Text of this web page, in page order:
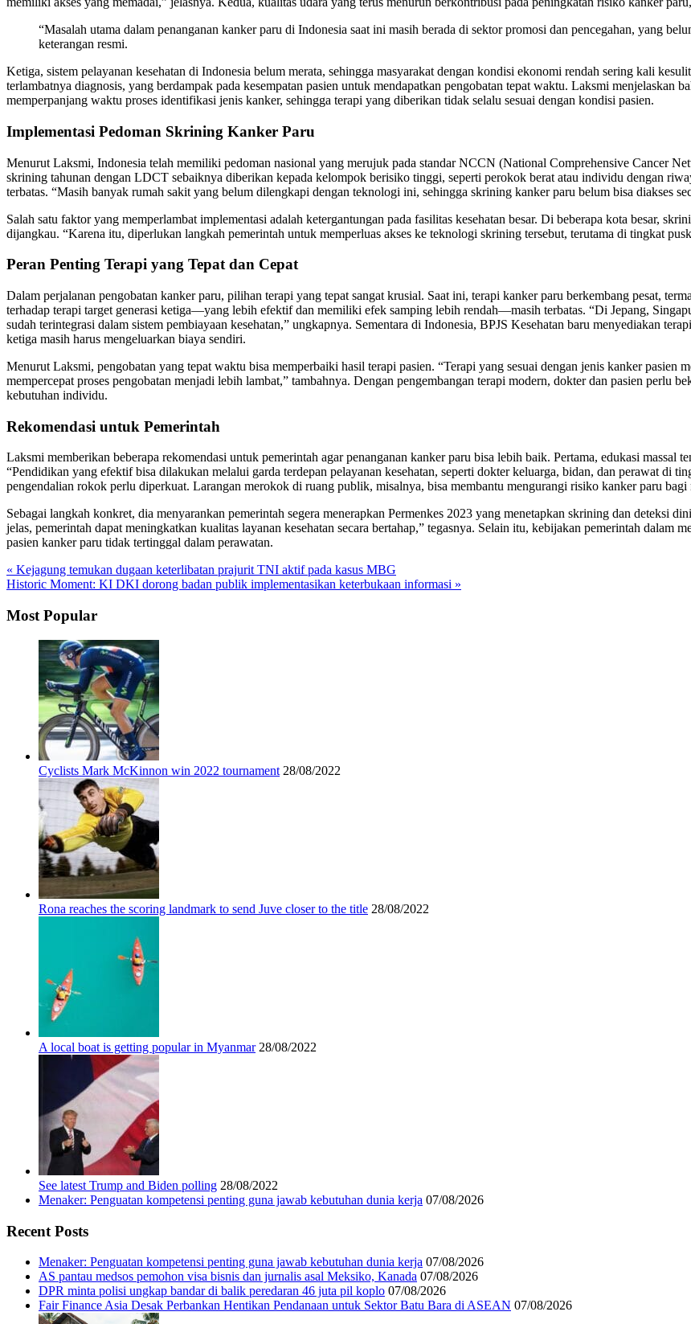
“Masalah utama dalam penanganan kanker paru di Indonesia saat ini masih berada di sektor promosi dan pencegahan, yang
keterangan resmi.
Ketiga, sistem pelayanan kesehatan di Indonesia belum merata, sehingga masyarakat dengan kondisi ekonomi rendah sering kali
terlambatnya diagnosis, yang berdampak pada kesempatan pasien untuk mendapatkan pengobatan tepat waktu. Laksmi
memperpanjang waktu proses identifikasi jenis kanker, sehingga terapi yang diberikan tidak selalu sesuai dengan kondisi pasien.
Implementasi Pedoman Skrining Kanker Paru
Menurut Laksmi, Indonesia telah memiliki pedoman nasional yang merujuk pada standar NCCN (National Comprehensive Cancer
skrining tahunan dengan LDCT sebaiknya diberikan kepada kelompok berisiko tinggi, seperti perokok berat atau individu dengan
terbatas. “Masih banyak rumah sakit yang belum dilengkapi dengan teknologi ini, sehingga skrining kanker paru belum bisa diakses
Salah satu faktor yang memperlambat implementasi adalah ketergantungan pada fasilitas kesehatan besar. Di beberapa kota besar,
dijangkau. “Karena itu, diperlukan langkah pemerintah untuk memperluas akses ke teknologi skrining tersebut, terutama di tingkat
Peran Penting Terapi yang Tepat dan Cepat
Dalam perjalanan pengobatan kanker paru, pilihan terapi yang tepat sangat krusial. Saat ini, terapi kanker paru berkembang pesat,
terhadap terapi target generasi ketiga—yang lebih efektif dan memiliki efek samping lebih rendah—masih terbatas. “Di Jepang,
sudah terintegrasi dalam sistem pembiayaan kesehatan,” ungkapnya. Sementara di Indonesia, BPJS Kesehatan baru menyediakan
ketiga masih harus mengeluarkan biaya sendiri.
Menurut Laksmi, pengobatan yang tepat waktu bisa memperbaiki hasil terapi pasien. “Terapi yang sesuai dengan jenis kanker pasien
mempercepat proses pengobatan menjadi lebih lambat,” tambahnya. Dengan pengembangan terapi modern, dokter dan pasien perlu
kebutuhan individu.
Rekomendasi untuk Pemerintah
Laksmi memberikan beberapa rekomendasi untuk pemerintah agar penanganan kanker paru bisa lebih baik. Pertama, edukasi massal
“Pendidikan yang efektif bisa dilakukan melalui garda terdepan pelayanan kesehatan, seperti dokter keluarga, bidan, dan perawat di
pengendalian rokok perlu diperkuat. Larangan merokok di ruang publik, misalnya, bisa membantu mengurangi risiko kanker paru bagi
Sebagai langkah konkret, dia menyarankan pemerintah segera menerapkan Permenkes 2023 yang menetapkan skrining dan deteksi
jelas, pemerintah dapat meningkatkan kualitas layanan kesehatan secara bertahap,” tegasnya. Selain itu, kebijakan pemerintah dalam
pasien kanker paru tidak tertinggal dalam perawatan.
« Kejagung temukan dugaan keterlibatan prajurit TNI aktif pada kasus MBG
Historic Moment: KI DKI dorong badan publik implementasikan keterbukaan informasi »
Most Popular
Cyclists Mark McKinnon win 2022 tournament 28/08/2022
Rona reaches the scoring landmark to send Juve closer to the title 28/08/2022
A local boat is getting popular in Myanmar 28/08/2022
See latest Trump and Biden polling 28/08/2022
Menaker: Penguatan kompetensi penting guna jawab kebutuhan dunia kerja 07/08/2026
Recent Posts
Menaker: Penguatan kompetensi penting guna jawab kebutuhan dunia kerja 07/08/2026
AS pantau medsos pemohon visa bisnis dan jurnalis asal Meksiko, Kanada 07/08/2026
DPR minta polisi ungkap bandar di balik peredaran 46 juta pil koplo 07/08/2026
Fair Finance Asia Desak Perbankan Hentikan Pendanaan untuk Sektor Batu Bara di ASEAN 07/08/2026